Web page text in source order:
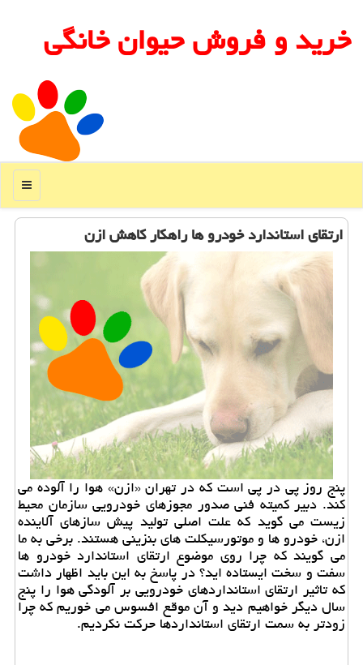
خرید و فروش حیوان خانگی
منو
ارتقای استاندارد خودرو ها راهكار كاهش ازن
پنج روز پی در پی است كه در تهران «ازن» هوا را آلوده می
كند. دبیر كمیته فنی صدور مجوزهای خودرویی سازمان محیط
زیست می گوید كه علت اصلی تولید پیش سازهای آلاینده
ازن، خودرو ها و موتورسیكلت های بنزینی هستند. برخی به ما
می گویند كه چرا روی موضوع ارتقای استاندارد خودرو ها
سفت و سخت ایستاده اید؟ در پاسخ به این باید اظهار داشت
كه تاثیر ارتقای استانداردهای خودرویی بر آلودگی هوا را پنج
سال دیگر خواهیم دید و آن موقع افسوس می خوریم كه چرا
زودتر به سمت ارتقای استانداردها حركت نكردیم.